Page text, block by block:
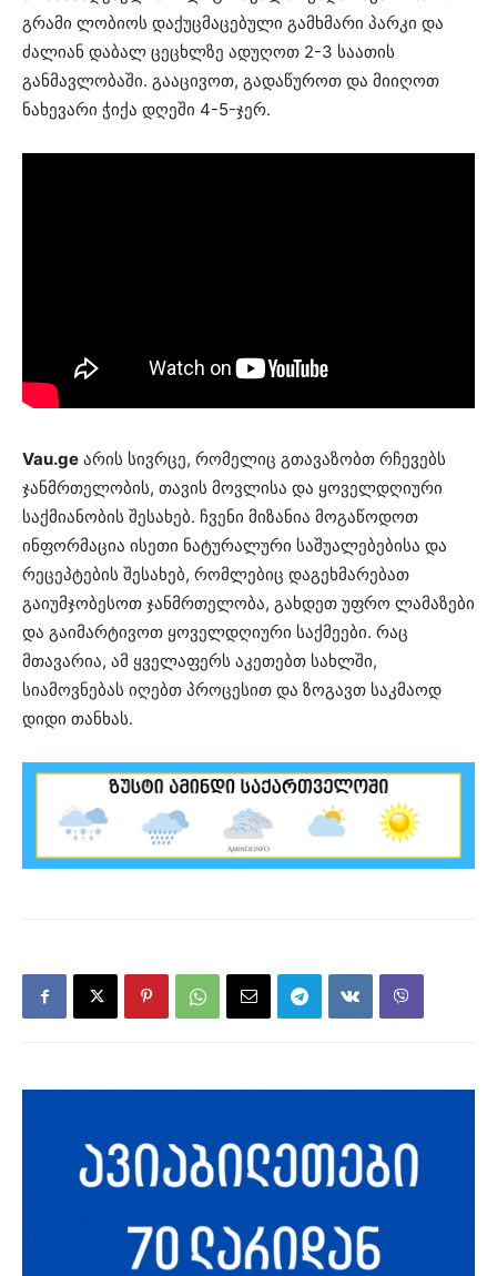
გრამი ლობიოს დაქუცმაცებული გამხმარი პარკი და
ძალიან დაბალ ცეცხლზე ადუღოთ 2-3 საათის
განმავლობაში. გააცივოთ, გადაწუროთ და მიიღოთ
ნახევარი ჭიქა დღეში 4-5-ჯერ.
Vau.ge არის სივრცე, რომელიც გთავაზობთ რჩევებს
ჯანმრთელობის, თავის მოვლისა და ყოველდღიური
საქმიანობის შესახებ. ჩვენი მიზანია მოგაწოდოთ
ინფორმაცია ისეთი ნატურალური საშუალებებისა და
რეცეპტების შესახებ, რომლებიც დაგეხმარებათ
გაიუმჯობესოთ ჯანმრთელობა, გახდეთ უფრო ლამაზები
და გაიმარტივოთ ყოველდღიური საქმეები. რაც
მთავარია, ამ ყველაფერს აკეთებთ სახლში,
სიამოვნებას იღებთ პროცესით და ზოგავთ საკმაოდ
დიდი თანხას.